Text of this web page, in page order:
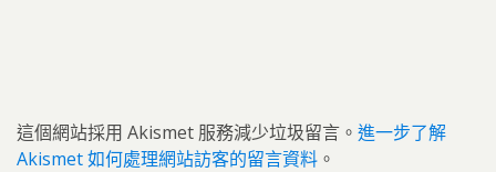
這個網站採用 Akismet 服務減少垃圾留言。 進一步了解
Akismet 如何處理網站訪客的留言資料 。